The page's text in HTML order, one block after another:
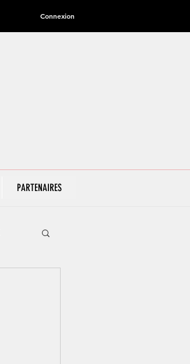
Connexion
PARTENAIRES